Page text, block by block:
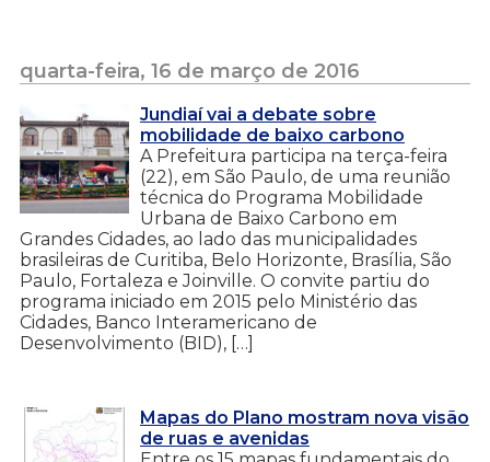
quarta-feira, 16 de março de 2016
Jundiaí vai a debate sobre
mobilidade de baixo carbono
A Prefeitura participa na terça-feira
(22), em São Paulo, de uma reunião
técnica do Programa Mobilidade
Urbana de Baixo Carbono em
Grandes Cidades, ao lado das municipalidades
brasileiras de Curitiba, Belo Horizonte, Brasília, São
Paulo, Fortaleza e Joinville. O convite partiu do
programa iniciado em 2015 pelo Ministério das
Cidades, Banco Interamericano de
Desenvolvimento (BID), […]
Mapas do Plano mostram nova visão
de ruas e avenidas